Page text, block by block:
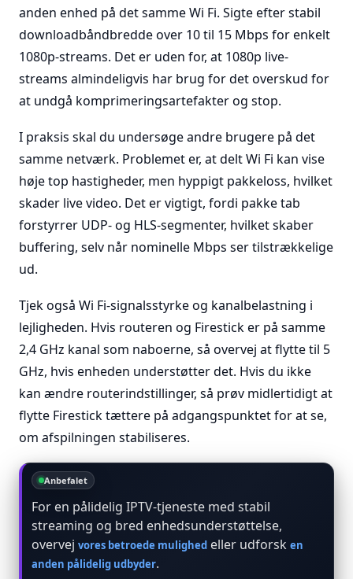
anden enhed på det samme Wi Fi. Sigte efter stabil
downloadbåndbredde over 10 til 15 Mbps for enkelt
1080p-streams. Det er uden for, at 1080p live-
streams almindeligvis har brug for det overskud for
at undgå komprimeringsartefakter og stop.
I praksis skal du undersøge andre brugere på det
samme netværk. Problemet er, at delt Wi Fi kan vise
høje top hastigheder, men hyppigt pakkeloss, hvilket
skader live video. Det er vigtigt, fordi pakke tab
forstyrrer UDP- og HLS-segmenter, hvilket skaber
buffering, selv når nominelle Mbps ser tilstrækkelige
ud.
Tjek også Wi Fi-signalsstyrke og kanalbelastning i
lejligheden. Hvis routeren og Firestick er på samme
2,4 GHz kanal som naboerne, så overvej at flytte til 5
GHz, hvis enheden understøtter det. Hvis du ikke
kan ændre routerindstillinger, så prøv midlertidigt at
flytte Firestick tættere på adgangspunktet for at se,
om afspilningen stabiliseres.
Anbefalet
For en pålidelig IPTV-tjeneste med stabil
streaming og bred enhedsunderstøttelse,
overvej vores betroede mulighed eller udforsk en
anden pålidelig udbyder.